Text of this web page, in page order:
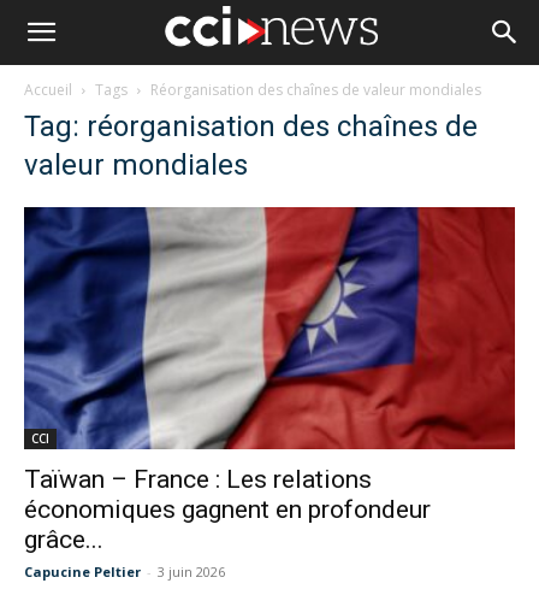
Accueil Tags Réorganisation des chaînes de valeur mondiales
Tag: réorganisation des chaînes de
valeur mondiales
CCI
Taïwan – France : Les relations
économiques gagnent en profondeur
grâce...
Capucine Peltier - 3 juin 2026